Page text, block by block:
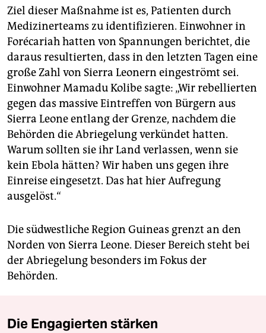
Ziel dieser Maßnahme ist es, Patienten durch
Medizinerteams zu identifizieren. Einwohner in
Forécariah hatten von Spannungen berichtet, die
daraus resultierten, dass in den letzten Tagen eine
große Zahl von Sierra Leonern eingeströmt sei.
Einwohner Mamadu Kolibe sagte: „Wir rebellierten
gegen das massive Eintreffen von Bürgern aus
Sierra Leone entlang der Grenze, nachdem die
Behörden die Abriegelung verkündet hatten.
Warum sollten sie ihr Land verlassen, wenn sie
kein Ebola hätten? Wir haben uns gegen ihre
Einreise eingesetzt. Das hat hier Aufregung
ausgelöst.“
Die südwestliche Region Guineas grenzt an den
Norden von Sierra Leone. Dieser Bereich steht bei
der Abriegelung besonders im Fokus der
Behörden.
Die Engagierten stärken